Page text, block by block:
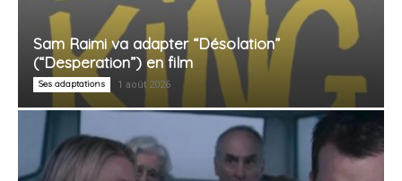
Sam Raimi va adapter “Désolation”
(“Desperation”) en film
Ses adaptations 1 août 2026